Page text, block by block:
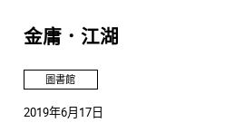
金庸．江湖
圖書館
2019年6月17日